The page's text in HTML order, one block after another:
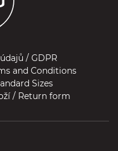
/ GDPR
and Conditions
Sizes
/ Return form